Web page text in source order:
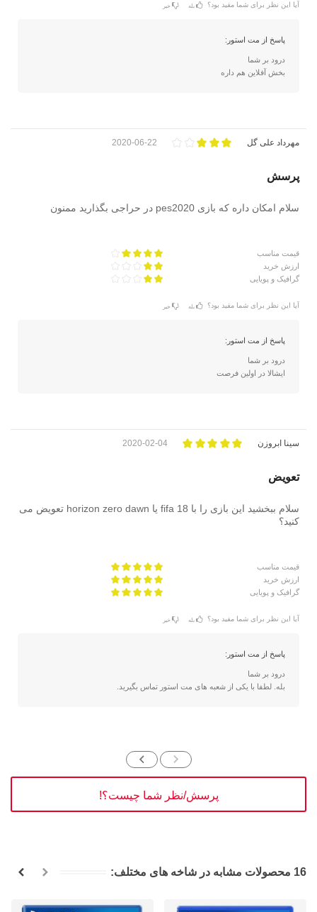
آیا این نظر برای شما مفید بود؟ بله خیر
پاسخ از مت استور:
درود بر شما
بخش آفلاین هم داره
مهرداد علی گل 2020-06-22
پرسش
سلام امکان داره که بازی pes2020 در حراجی بگذارید ممنون
قیمت مناسب
ارزش خرید
گرافیک و پویایی
آیا این نظر برای شما مفید بود؟ بله خیر
پاسخ از مت استور:
درود بر شما
ایشالا در اولین فرصت
سینا ابروزن 2020-02-04
تعویض
سلام ببخشید این بازی را با fifa 18 یا horizon zero dawn تعویض می
کنید؟
قیمت مناسب
ارزش خرید
گرافیک و پویایی
آیا این نظر برای شما مفید بود؟ بله خیر
پاسخ از مت استور:
درود بر شما
بله. لطفا با یکی از شعبه های مت استور تماس بگیرید.
پرسش/نظر شما چیست؟!
16 محصولات مشابه در شاخه های مختلف: